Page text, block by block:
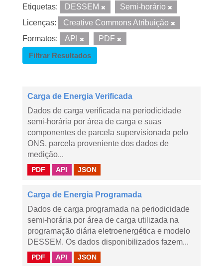
Etiquetas: DESSEM
Semi-horário
Licenças:
Creative Commons Atribuição
Formatos:
API
PDF
Filtrar Resultados
Carga de Energia Verificada
Dados de carga verificada na periodicidade
semi-horária por área de carga e suas
componentes de parcela supervisionada pelo
ONS, parcela proveniente dos dados de
medição...
PDF API JSON
Carga de Energia Programada
Dados de carga programada na periodicidade
semi-horária por área de carga utilizada na
programação diária eletroenergética e modelo
DESSEM. Os dados disponibilizados fazem...
PDF API JSON